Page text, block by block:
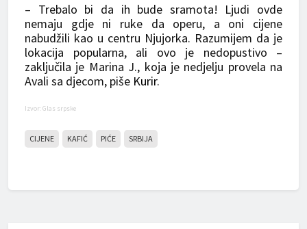
– Trebalo bi da ih bude sramota! Ljudi ovde
nemaju gdje ni ruke da operu, a oni cijene
nabudžili kao u centru Njujorka. Razumijem da je
lokacija popularna, ali ovo je nedopustivo –
zaključila je Marina J., koja je nedjelju provela na
Avali sa djecom, piše Kurir.
Izvor: Glas srpske
CIJENE KAFIĆ PIĆE SRBIJA